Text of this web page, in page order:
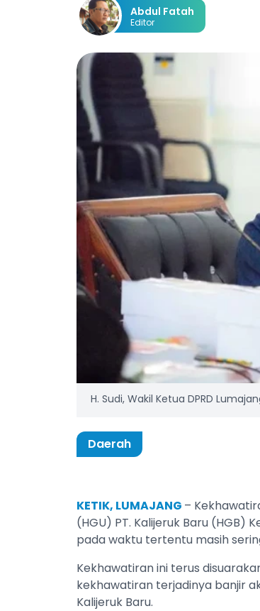
Abdul Fatah
Editor
H. Sudi, Wakil Ketua DPRD
Daerah
KETIK, LUMAJANG –
(HGU) PT. Kalijeruk Baru
pada waktu tertentu masih
Kekhawatiran ini terus
kekhawatiran terjadinya banjir
Kalijeruk Baru.